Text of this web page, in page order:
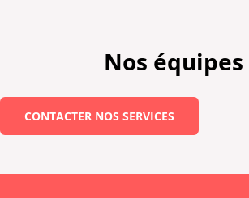
Nos
CONTACTER NOS SERVICES